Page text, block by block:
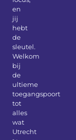
en
jij
hebt
de
sleutel.
Welkom
bij
de
ultieme
toegangspoort
tot
alles
wat
Utrecht